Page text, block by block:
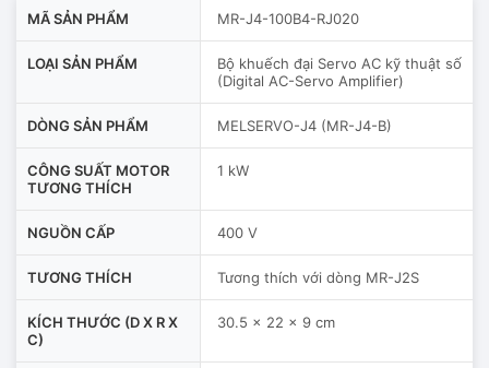
MÃ SẢN PHẨM MR-J4-100B4-RJ020
LOẠI SẢN PHẨM
Bộ khuếch đại Servo AC kỹ thuật số
(Digital AC-Servo Amplifier)
DÒNG SẢN PHẨM MELSERVO-J4 (MR-J4-B)
CÔNG SUẤT MOTOR
TƯƠNG THÍCH
1 kW
NGUỒN CẤP 400 V
TƯƠNG THÍCH Tương thích với dòng MR-J2S
KÍCH THƯỚC (D X R X
C)
30.5 x 22 x 9 cm